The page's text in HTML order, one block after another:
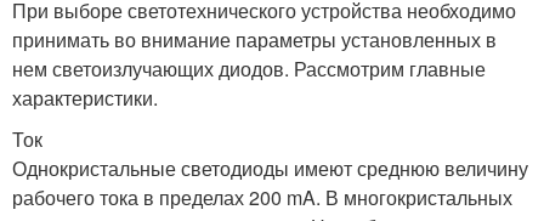
При выборе светотехнического устройства необходимо
принимать во внимание параметры установленных в
нем светоизлучающих диодов. Рассмотрим главные
характеристики.
Ток
Однокристальные светодиоды имеют среднюю величину
рабочего тока в пределах 200 mA. В многокристальных